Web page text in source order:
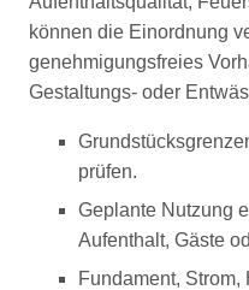
können die Einordnung
genehmigungsfreies
Gestaltungs- oder
prüfen.
Geplante Nutzung
Aufenthalt, Gäste
Fundament,